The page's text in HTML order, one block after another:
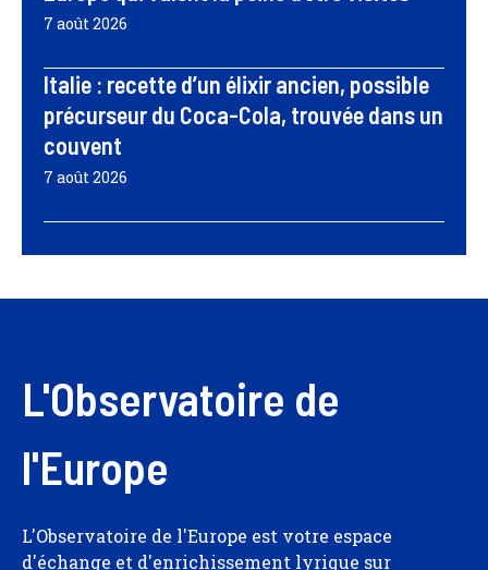
7 août 2026
Italie : recette d’un élixir ancien, possible
précurseur du Coca-Cola, trouvée dans un
couvent
7 août 2026
L'Observatoire de
l'Europe
L'Observatoire de l'Europe est votre espace
d'échange et d'enrichissement lyrique sur